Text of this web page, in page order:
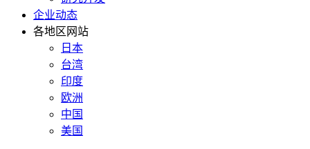
企业动态
各地区网站
日本
台湾
印度
欧洲
中国
美国